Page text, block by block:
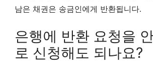
남은 채권은 송금인에게 반환됩니다.
은행에 반환 요청을
로 신청해도 되나요?